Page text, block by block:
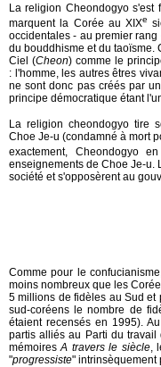
La religion Cheondogyo s'est
marquent la Corée au XIXe
occidentales - au premier
du bouddhisme et du taoïsme.
Ciel (Cheon) comme le
: l'homme, les autres êtres
ne sont donc pas créés par
principe démocratique étant
La religion cheondogyo tire
Choe Je-u (condamné à mort
exactement, Cheondogyo
enseignements de Choe Je-u.
société et s'opposèrent au
Comme pour le
moins nombreux que les
5 millions de fidèles au Sud et
sud-coréens le nombre de
étaient recensés en 1995).
partis alliés au Parti du
mémoiresA travers le siècle
"progressiste" intrinsèquement